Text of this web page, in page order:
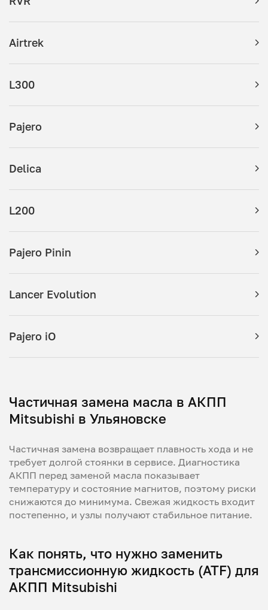
Airtrek
L300
Pajero
Delica
L200
Pajero Pinin
Lancer Evolution
Pajero iO
Частичная замена масла в АКПП
Mitsubishi в Ульяновске
Частичная замена возвращает плавность хода и не
требует долгой стоянки в сервисе. Диагностика
АКПП перед заменой масла показывает
температуру и состояние магнитов, поэтому риски
снижаются до минимума. Свежая жидкость входит
постепенно, и узлы получают стабильное питание.
Как понять, что нужно заменить
трансмиссионную жидкость (ATF) для
АКПП Mitsubishi